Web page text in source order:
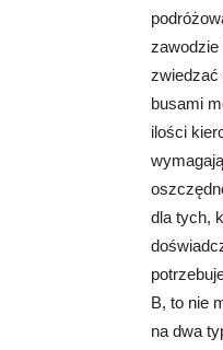
zawodzie
zwiedzać
busami
ilości
dla tych,
B, to nie
na dwa